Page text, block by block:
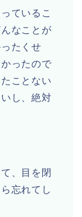
ているこ
なことが
たくせ
ったので
ことない
し、絶対
、目を閉
忘れてし